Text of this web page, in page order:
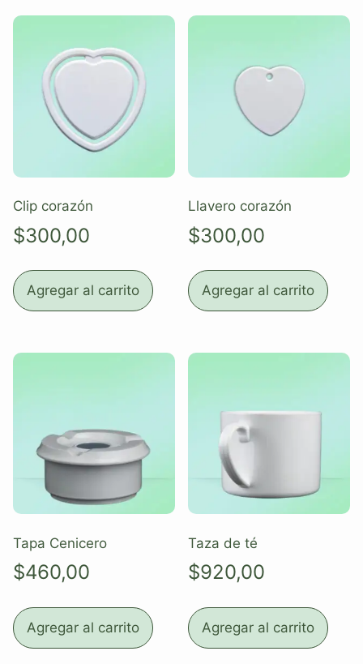
Clip corazón
$300,00
Agregar al carrito
Llavero corazón
$300,00
Agregar al carrito
Tapa Cenicero
$460,00
Agregar al carrito
Taza de té
$920,00
Agregar al carrito